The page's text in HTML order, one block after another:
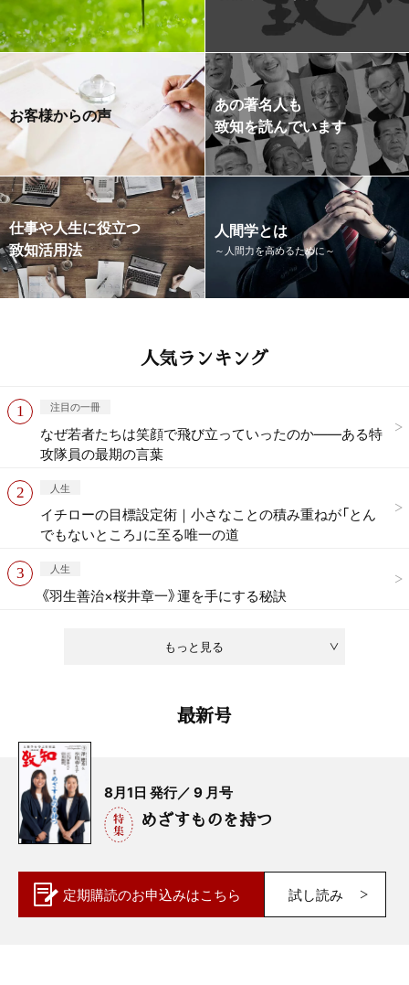
お客様からの声
あの著名人も
致知を読んでいます
仕事や人生に役立つ
致知活用法
人間学とは
～人間力を高めるために～
人気ランキング
もっと見る
注目の一冊
なぜ若者たちは笑顔で飛び立っていったのか——ある特
攻隊員の最期の言葉
人生
イチローの目標設定術｜小さなことの積み重ねが「とん
でもないところ」に至る唯一の道
人生
《羽生善治×桜井章一》運を手にする秘訣
最新号
8月1日 発行／ 9 月号
めざすものを持つ
定期購読のお申込みはこちら 試し読み